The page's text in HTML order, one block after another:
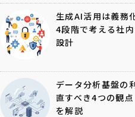
生成AI活用は義務
4段階で考える社
設計
データ分析基盤の
直すべき4つの観
を解説